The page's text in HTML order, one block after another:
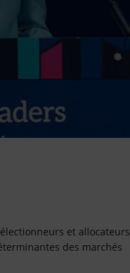
et allocateurs
des marchés